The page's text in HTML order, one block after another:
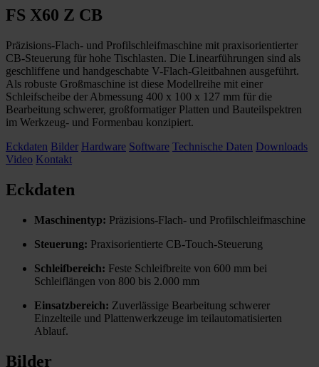
FS X60 Z CB
Präzisions-Flach- und Profilschleifmaschine mit praxisorientierter
CB-Steuerung für hohe Tischlasten. Die Linearführungen sind als
geschliffene und handgeschabte V-Flach-Gleitbahnen ausgeführt.
Als robuste Großmaschine ist diese Modellreihe mit einer
Schleifscheibe der Abmessung 400 x 100 x 127 mm für die
Bearbeitung schwerer, großformatiger Platten und Bauteilspektren
im Werkzeug- und Formenbau konzipiert.
Eckdaten Bilder Hardware Software Technische Daten Downloads
Video Kontakt
Eckdaten
Maschinentyp: Präzisions-Flach- und Profilschleifmaschine
Steuerung: Praxisorientierte CB-Touch-Steuerung
Schleifbereich: Feste Schleifbreite von 600 mm bei
Schleiflängen von 800 bis 2.000 mm
Einsatzbereich: Zuverlässige Bearbeitung schwerer
Einzelteile und Plattenwerkzeuge im teilautomatisierten
Ablauf.
Bilder